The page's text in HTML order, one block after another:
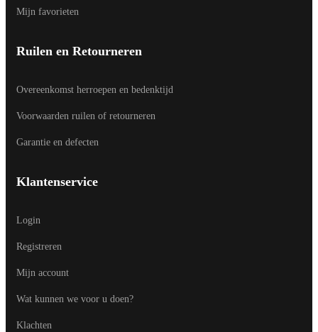
Mijn favorieten
Ruilen en Retourneren
Overeenkomst herroepen en bedenktijd
Voorwaarden ruilen of retourneren
Garantie en defecten
Klantenservice
Login
Registreren
Mijn account
Wat kunnen we voor u doen?
Klachten